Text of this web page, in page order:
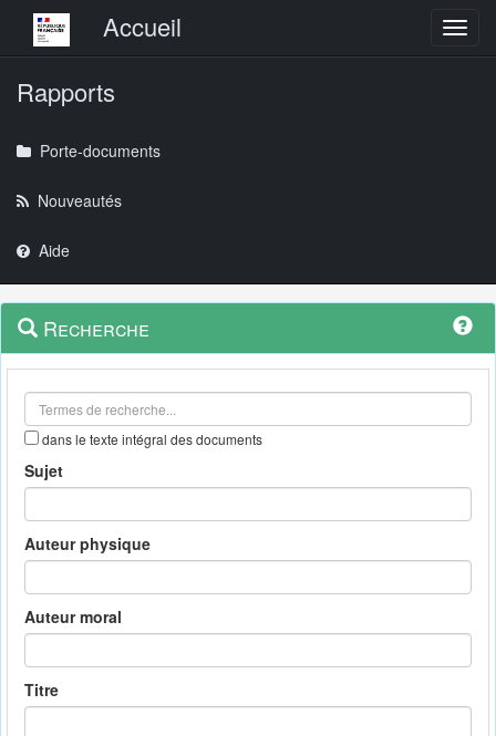
Menu principalAccueil
Rapports
Porte-documents
Nouveautés
Aide
Navigation
outils
Menu
contextuel
Recherche
dans le texte intégral des documents
Sujet
Auteur physique
Auteur moral
Titre